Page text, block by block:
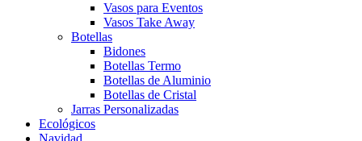
Vasos para Eventos
Vasos Take Away
Botellas
Bidones
Botellas Termo
Botellas de Aluminio
Botellas de Cristal
Jarras Personalizadas
Ecológicos
Navidad